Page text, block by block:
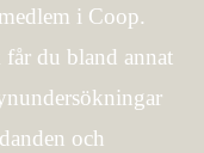
i Coop.
du bland annat
och